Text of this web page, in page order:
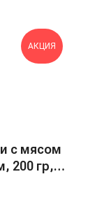
АКЦИЯ
с мясом
200 гр,